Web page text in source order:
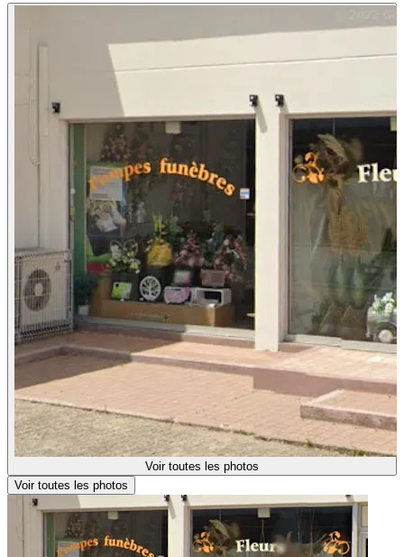
Voir toutes les photos
Voir toutes les photos